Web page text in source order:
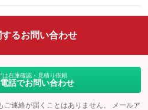
るお問い合わせ
は在庫確認・見積り依頼
話でお問い合わせ
ご連絡が届くことはありません。 メールア